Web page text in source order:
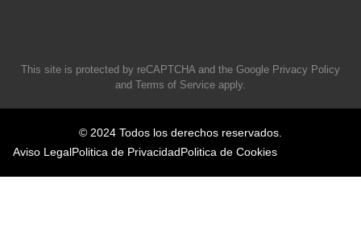
This site is protected by reCAPTCHA and the Google Privacy Policy
and Terms of Service apply.
© 2024 Todos los derechos reservados.
Aviso LegalPolitica de PrivacidadPolitica de Cookies